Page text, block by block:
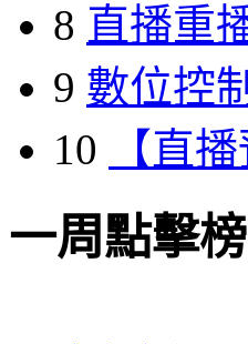
8 直播重
9 數位控
10
【直
一周點擊榜